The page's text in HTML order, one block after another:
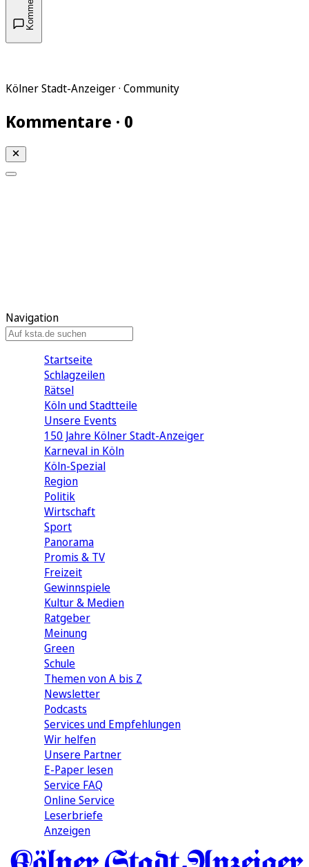
Kölner Stadt-Anzeiger · Community
Kommentare · 0
Navigation
Startseite
Schlagzeilen
Rätsel
Köln und Stadtteile
Unsere Events
150 Jahre Kölner Stadt-Anzeiger
Karneval in Köln
Köln-Spezial
Region
Politik
Wirtschaft
Sport
Panorama
Promis & TV
Freizeit
Gewinnspiele
Kultur & Medien
Ratgeber
Meinung
Green
Schule
Themen von A bis Z
Newsletter
Podcasts
Services und Empfehlungen
Wir helfen
Unsere Partner
E-Paper lesen
Service FAQ
Online Service
Leserbriefe
Anzeigen